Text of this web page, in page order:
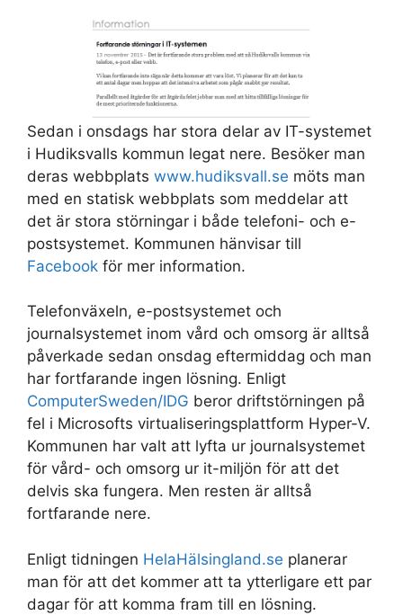
Sedan i onsdags har stora delar av IT-systemet
i Hudiksvalls kommun legat nere. Besöker man
deras webbplats www.hudiksvall.se möts man
med en statisk webbplats som meddelar att
det är stora störningar i både telefoni- och e-
postsystemet. Kommunen hänvisar till
Facebook för mer information.
Telefonväxeln, e-postsystemet och
journalsystemet inom vård och omsorg är alltså
påverkade sedan onsdag eftermiddag och man
har fortfarande ingen lösning. Enligt
ComputerSweden/IDG beror driftstörningen på
fel i Microsofts virtualiseringsplattform Hyper-V.
Kommunen har valt att lyfta ur journalsystemet
för vård- och omsorg ur it-miljön för att det
delvis ska fungera. Men resten är alltså
fortfarande nere.
Enligt tidningen HelaHälsingland.se planerar
man för att det kommer att ta ytterligare ett par
dagar för att komma fram till en lösning.